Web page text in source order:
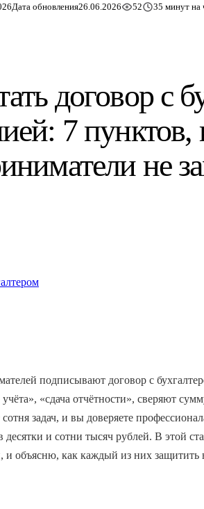
Дата обновления26.06.2026 52 35 минут на
договор с
7 пунктов,
не
подписывают договор с
«сдача отчётности», сверяют
задач, и вы доверяете
и сотни тысяч рублей. В этой
и объясню, как каждый из них защитить